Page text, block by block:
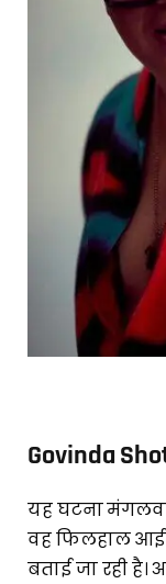
Govinda
यह घटना
वह फिलहाल
बताई जा रही